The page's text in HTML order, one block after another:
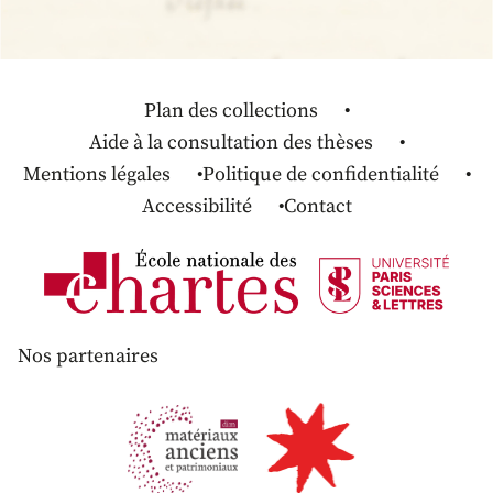
Plan des collections
Aide à la consultation des thèses
Mentions légales
Politique de confidentialité
Accessibilité
Contact
Nos partenaires